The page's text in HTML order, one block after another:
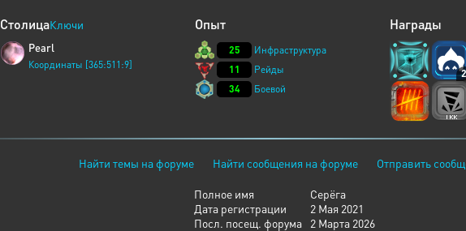
СтолицаКлючи
Pearl
Координаты [365:511:9]
Опыт
25
Инфраструктура
11
Рейды
34
Боевой
Награды
2
Найти темы на форуме Найти сообщения на форуме Отправить
Полное имя
Серёга
Дата регистрации
2 Мая 2021
Посл. посещ. форума
2 Марта 2026